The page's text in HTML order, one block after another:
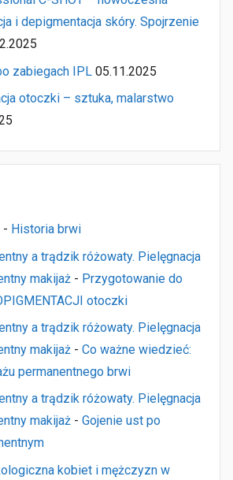
i depigmentacja skóry. Spojrzenie
zabiegach IPL 05.11.2025
otoczki – sztuka, malarstwo
- Historia brwi
a trądzik różowaty. Pielęgnacja
makijaż - Przygotowanie do
otoczki
a trądzik różowaty. Pielęgnacja
makijaż - Co ważne wiedzieć:
permanentnego brwi
a trądzik różowaty. Pielęgnacja
makijaż - Gojenie ust po
kobiet i mężczyzn w